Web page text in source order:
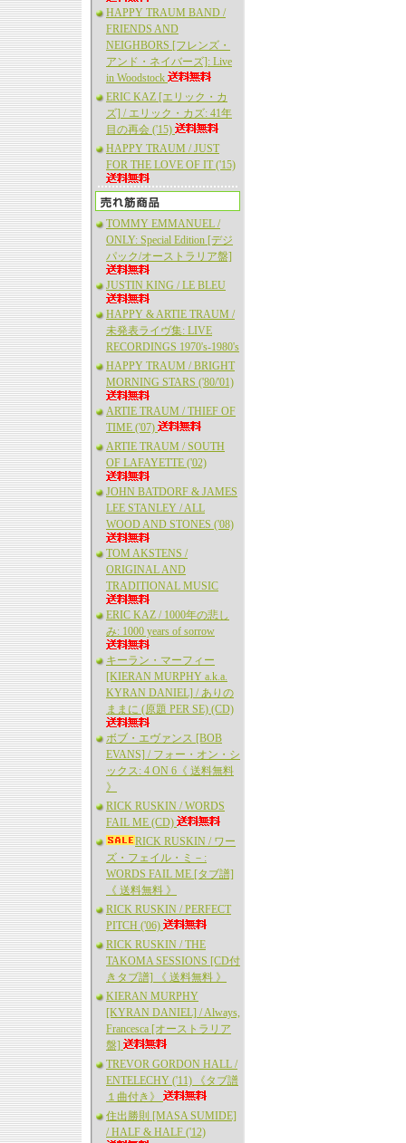
HAPPY TRAUM BAND /
FRIENDS AND
NEIGHBORS [フレンズ・
アンド・ネイバーズ]: Live
in Woodstock
ERIC KAZ [エリック・カ
ズ] / エリック・カズ: 41年
目の再会 ('15)
HAPPY TRAUM / JUST
FOR THE LOVE OF IT ('15)
TOMMY EMMANUEL /
ONLY: Special Edition [デジ
パック/オーストラリア盤]
JUSTIN KING / LE BLEU
HAPPY & ARTIE TRAUM /
未発表ライヴ集: LIVE
RECORDINGS 1970's-1980's
HAPPY TRAUM / BRIGHT
MORNING STARS ('80/'01)
ARTIE TRAUM / THIEF OF
TIME ('07)
ARTIE TRAUM / SOUTH
OF LAFAYETTE ('02)
JOHN BATDORF & JAMES
LEE STANLEY / ALL
WOOD AND STONES ('08)
TOM AKSTENS /
ORIGINAL AND
TRADITIONAL MUSIC
ERIC KAZ / 1000年の悲し
み: 1000 years of sorrow
キーラン・マーフィー
[KIERAN MURPHY a.k.a.
KYRAN DANIEL] / ありの
ままに (原題 PER SE) (CD)
ボブ・エヴァンス [BOB
EVANS] / フォー・オン・シ
ックス: 4 ON 6《 送料無料
》
RICK RUSKIN / WORDS
FAIL ME (CD)
RICK RUSKIN / ワー
ズ・フェイル・ミ－:
WORDS FAIL ME [タブ譜]
《 送料無料 》
RICK RUSKIN / PERFECT
PITCH ('06)
RICK RUSKIN / THE
TAKOMA SESSIONS [CD付
きタブ譜] 《 送料無料 》
KIERAN MURPHY
[KYRAN DANIEL] / Always,
Francesca [オーストラリア
盤]
TREVOR GORDON HALL /
ENTELECHY ('11) 《タブ譜
１曲付き》
住出勝則 [MASA SUMIDE]
/ HALF & HALF ('12)